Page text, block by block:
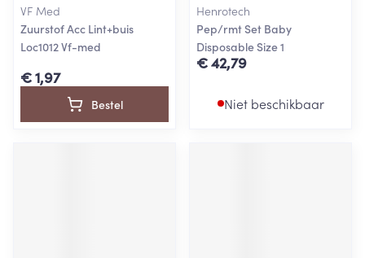
VF Med
Zuurstof Acc Lint+buis
Loc1012 Vf-med
€ 1,97
Bestel
Henrotech
Pep/rmt Set Baby
Disposable Size 1
€ 42,79
Niet beschikbaar